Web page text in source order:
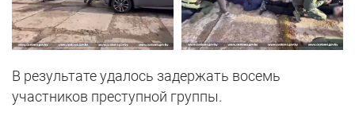
В результате удалось задержать восемь
участников преступной группы.